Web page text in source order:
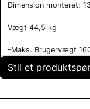
Dimension monteret:
Vægt 44,5 kg
-Maks. Brugervægt
Stil et
Spørg os om